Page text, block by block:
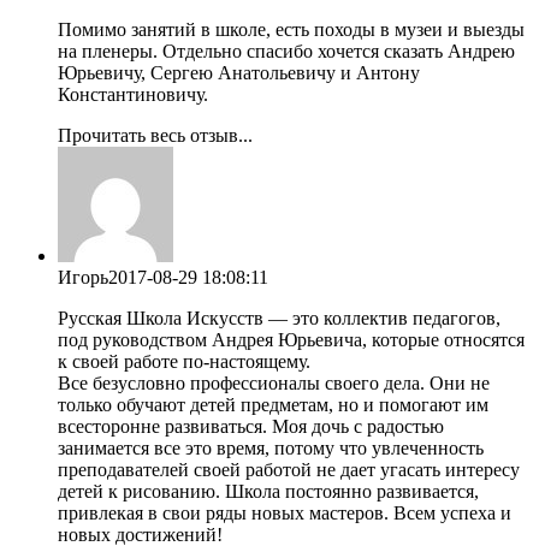
Помимо занятий в школе, есть походы в музеи и выезды
на пленеры. Отдельно спасибо хочется сказать Андрею
Юрьевичу, Сергею Анатольевичу и Антону
Константиновичу.
Прочитать весь отзыв...
Игорь2017-08-29 18:08:11
Русская Школа Искусств — это коллектив педагогов,
под руководством Андрея Юрьевича, которые относятся
к своей работе по-настоящему.
Все безусловно профессионалы своего дела. Они не
только обучают детей предметам, но и помогают им
всесторонне развиваться. Моя дочь с радостью
занимается все это время, потому что увлеченность
преподавателей своей работой не дает угасать интересу
детей к рисованию. Школа постоянно развивается,
привлекая в свои ряды новых мастеров. Всем успеха и
новых достижений!